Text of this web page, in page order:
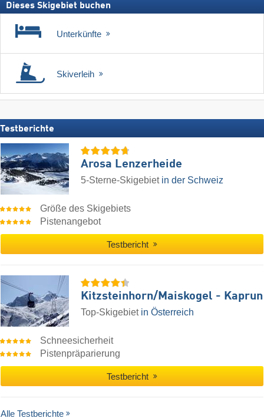
Dieses Skigebiet buchen
Unterkünfte
Skiverleih
Testberichte
Arosa Lenzerheide
5-Sterne-Skigebiet in der Schweiz
Größe des Skigebiets
Pistenangebot
Testbericht
Kitzsteinhorn/​Maiskogel - Kaprun
Top-Skigebiet in Österreich
Schneesicherheit
Pistenpräparierung
Testbericht
Alle Testberichte